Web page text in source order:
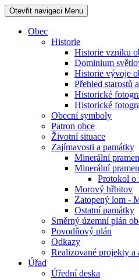
Otevřit navigaci Menu
Obec
Historie
Historie vzniku
Dominium
Historie vývoje
Přehled starostů
Historické
Historické
Obecní symboly
Patron obce
Životní situace
Zajímavosti a památky
Minerální
Minerální
Protokol o
Morový hřbitov
Zatopený lom -
Ostatní památky
Směrný územní plán
Povodňový plán
Odkazy
Realizované projekty a
Úřad
Úřední deska